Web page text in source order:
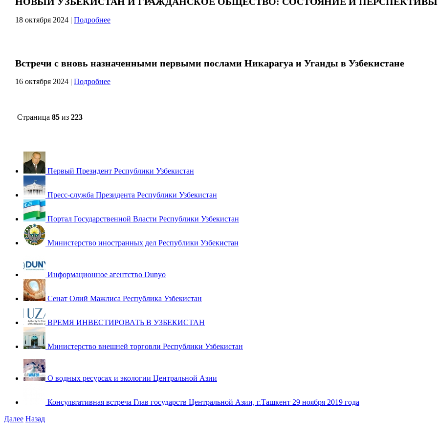
18 октября 2024 | Подробнее
Встречи с вновь назначенными первыми послами Никарагуа и Уганды в Узбекистане
16 октября 2024 | Подробнее
Страница 85 из 223
Первый Президент Республики Узбекистан
Пресс-служба Президента Республики Узбекистан
Портал Государственной Власти Республики Узбекистан
Министерство иностранных дел Республики Узбекистан
Информационное агентство Dunyo
Сенат Олий Мажлиса Республика Узбекистан
ВРЕМЯ ИНВЕСТИРОВАТЬ В УЗБЕКИСТАН
Министерство внешней торговли Республики Узбекистан
О водных ресурсах и экологии Центральной Азии
Консультативная встреча Глав государств Центральной Азии, г.Ташкент 29 ноября 2019 года
Далее Назад